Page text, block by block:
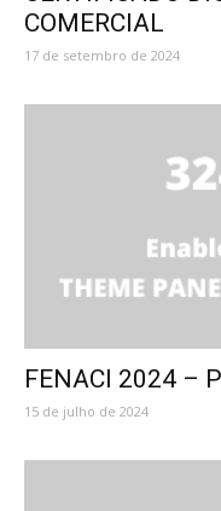
COMERCIAL
17 de setembro de 2024
FENACI 2024 –
15 de julho de 2024